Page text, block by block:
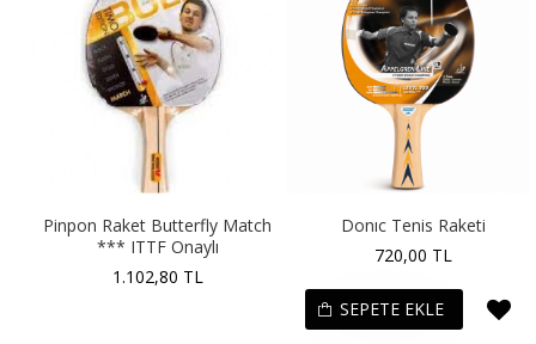
Pinpon Raket Butterfly Match
*** ITTF Onaylı
1.102,80 TL
Donıc Tenis Raketi
720,00 TL
SEPETE EKLE